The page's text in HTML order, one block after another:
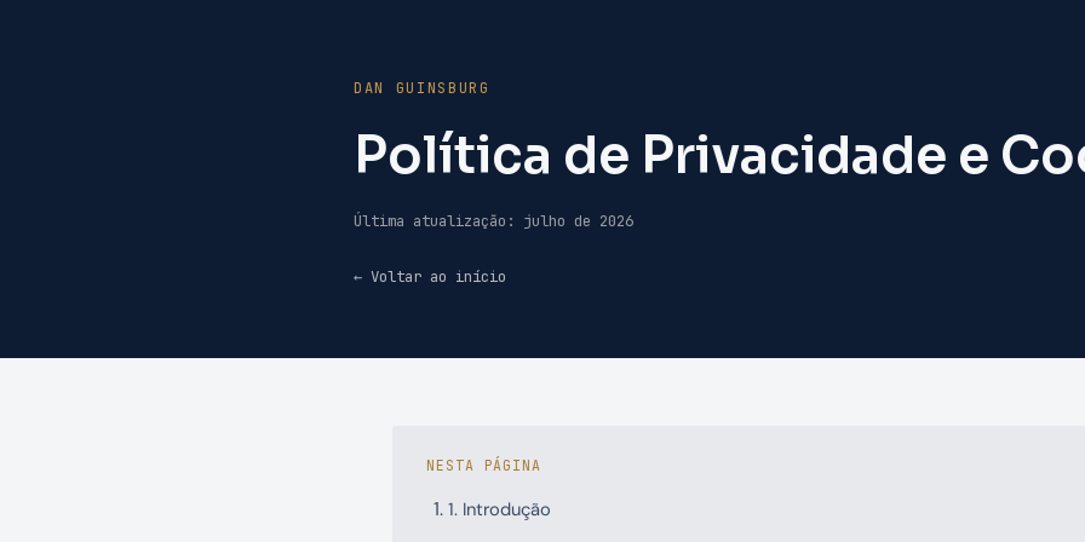
DAN GUINSBURG
Política de Privacidade e
Última atualização: julho de 2026
← Voltar ao início
NESTA PÁGINA
1. Introdução